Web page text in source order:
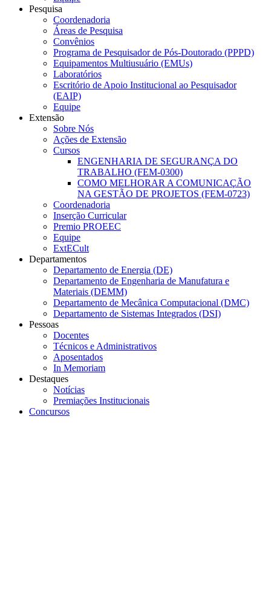
Pesquisa
Coordenadoria
Áreas de Pesquisa
Convênios
Programa de Pesquisador de Pós-Doutorado (PPPD)
Equipamentos Multiusuário (EMUs)
Laboratórios
Escritório de Apoio Institucional ao Pesquisador
(EAIP)
Equipe
Extensão
Sobre Nós
Ações de Extensão
Cursos
ENGENHARIA DE SEGURANÇA DO
TRABALHO (FEM-0300)
COMO MELHORAR A COMUNICAÇÃO
NA GESTÃO DE PROJETOS (FEM-0723)
Coordenadoria
Inserção Curricular
Premio PROEEC
Equipe
ExtECult
Departamentos
Departamento de Energia (DE)
Departamento de Engenharia de Manufatura e
Materiais (DEMM)
Departamento de Mecânica Computacional (DMC)
Departamento de Sistemas Integrados (DSI)
Pessoas
Docentes
Técnicos e Administrativos
Aposentados
In Memoriam
Destaques
Notícias
Premiações Institucionais
Concursos